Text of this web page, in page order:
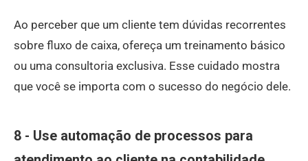
Ao perceber que um cliente tem dúvidas recorrentes
sobre fluxo de caixa, ofereça um treinamento básico
ou uma consultoria exclusiva. Esse cuidado mostra
que você se importa com o sucesso do negócio dele.
8 - Use automação de processos para